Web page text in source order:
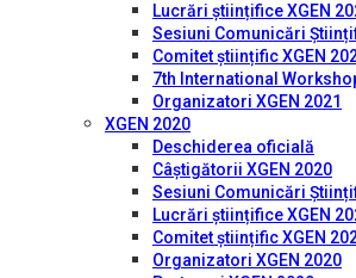
Lucrări științifice XGEN
Sesiuni Comunicări
Comitet științific XGEN
7th International
Organizatori XGEN 2021
XGEN 2020
Deschiderea oficială
Câștigătorii XGEN 2020
Sesiuni Comunicări
Lucrări științifice XGEN
Comitet științific XGEN
Organizatori XGEN 2020